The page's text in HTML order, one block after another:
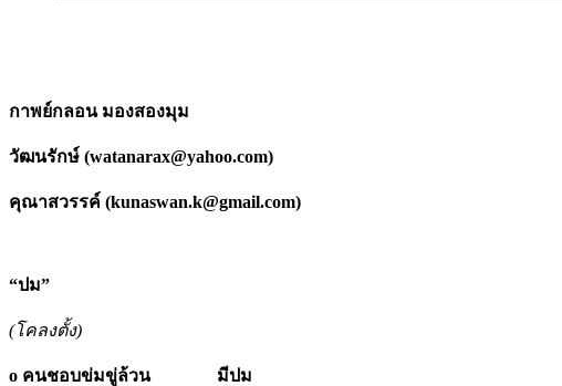
กาพย์กลอน มองสองมุม
วัฒนรักษ์ (watanarax@yahoo.com)
คุณาสวรรค์ (kunaswan.k@gmail.com)
“ปม”
(โคลงตั้ง)
o คนชอบข่มขู่ล้วน มีปม